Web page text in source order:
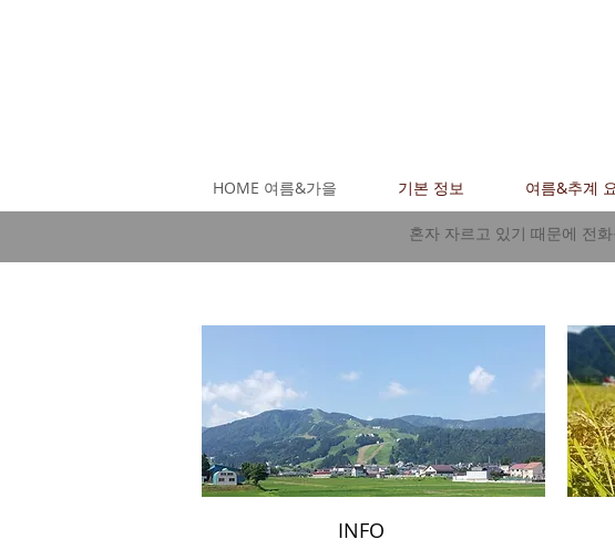
HOME 여름&가을 기본 정보 여름&추계
혼자 자르고 있기 때문에 전
INFO